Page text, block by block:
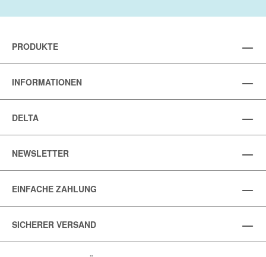
PRODUKTE
INFORMATIONEN
DELTA
NEWSLETTER
EINFACHE ZAHLUNG
SICHERER VERSAND